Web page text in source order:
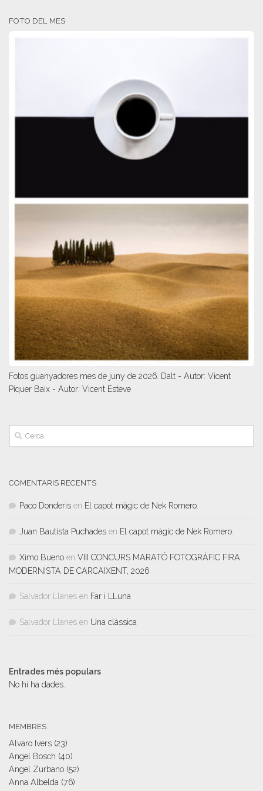
FOTO DEL MES
Fotos guanyadores mes de juny de 2026. Dalt - Autor: Vicent
Piquer Baix - Autor: Vicent Esteve
COMENTARIS RECENTS
Paco Donderis en El capot màgic de Nek Romero.
Juan Bautista Puchades en El capot màgic de Nek Romero.
Ximo Bueno en VIII CONCURS MARATÓ FOTOGRÀFIC FIRA
MODERNISTA DE CARCAIXENT, 2026
Salvador Llanes en Far i LLuna
Salvador Llanes en Una clàssica
Entrades més populars
No hi ha dades.
MEMBRES
Alvaro Ivers (23)
Angel Bosch (40)
Angel Zurbano (52)
Anna Albelda (76)